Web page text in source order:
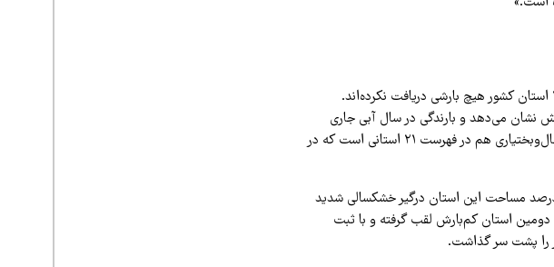
آخرین آمار وزارت نیرو نشان می‌دهد از ابتدای سال آبی جاری تاکنون ۲۱ استان کشور هیچ بارشی دریافت نکرده‌اند.
به درازمدت ۵۷ساله در کشور ۷۲ درصد کاهش نشان می‌دهد و بارندگی در سال آبی جاری
نسبت به مشابه سال گذشته به کاهش ۶۳ درصدی رسیده است. چهارمحال‌وبختیاری هم در فهرست ۲۱ استانی است که در
«معصومه نوروزی»، مدیرکل هواشناسی چهارمحال‌وبختیاری، ۸۰ درصد مساحت این استان درگیر خشکسالی شدید
استان کم‌بارش لقب گرفته و با ثبت